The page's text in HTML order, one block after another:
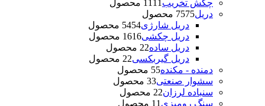
چکش تخریب
11 11 محصول
دریل
7575 محصول
دریل شارژی
5454 محصول
دریل چکشی
1616 محصول
دریل ساده 22 محصول
دریل گیربکسی 22 محصول
دمنده - مکنده 55 محصول
سشوار صنعتی 33 محصول
سنباده لرزان 22 محصول
سنگ رومیزی
1 1 محصول